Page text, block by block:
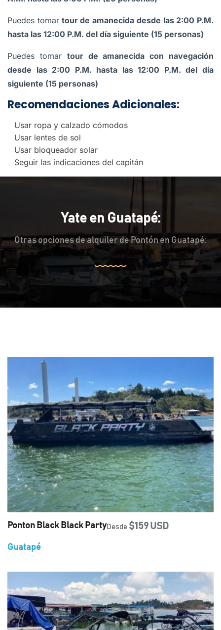
Puedes tomartour de amanecida desde las 2:00 P.M.
hasta las 12:00 P.M. del día siguiente (15 personas)
Puedes tomar tour de amanecida con navegación
desde las 2:00 P.M. hasta las 12:00 P.M. del día
siguiente (15 personas)
Recomendaciones Adicionales:
Usar ropa y calzado cómodos
Usar lentes de sol
Usar bloqueador solar
Seguir las indicaciones del capitán
Yate en Guatapé:
Otras opciones de alquiler de Pontón en Guatapé:
Ponton Black Black PartyDesde $159 USD
Guatapé